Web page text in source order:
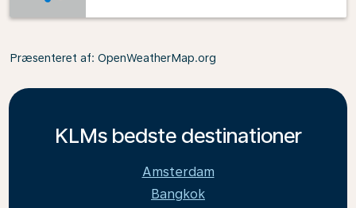
Præsenteret af: OpenWeatherMap.org
KLMs bedste destinationer
Amsterdam
Bangkok